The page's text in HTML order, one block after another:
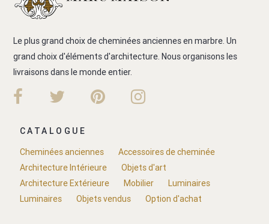
Le plus grand choix de cheminées anciennes en marbre. Un
grand choix d'éléments d'architecture. Nous organisons les
livraisons dans le monde entier.
CATALOGUE
Cheminées anciennes
Accessoires de cheminée
Architecture Intérieure
Objets d'art
Architecture Extérieure
Mobilier
Luminaires
Luminaires
Objets vendus Option d'achat